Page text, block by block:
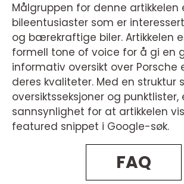
Målgruppen for denne artikkelen
bileentusiaster som er
og bærekraftige biler. Artikkelen
formell tone of voice for å gi en
informativ oversikt over Porsche
deres kvaliteter. Med en struktur
oversiktsseksjoner og punktlister,
sannsynlighet for at artikkelen
featured snippet i Google-søk.
FAQ